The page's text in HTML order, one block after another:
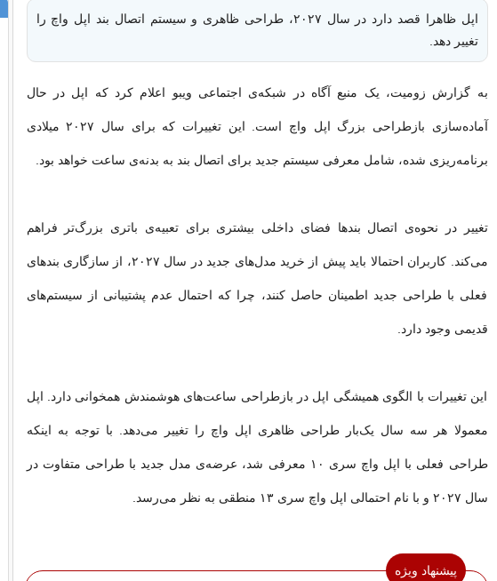
اپل ظاهرا قصد دارد در سال ۲۰۲۷، طراحی ظاهری و سیستم اتصال بند اپل واچ را
تغییر دهد.
به گزارش زومیت، یک منبع آگاه در شبکه‌ی اجتماعی ویبو اعلام کرد که اپل در حال
آماده‌سازی بازطراحی بزرگ اپل واچ است. این تغییرات که برای سال ۲۰۲۷ میلادی
برنامه‌ریزی شده، شامل معرفی سیستم جدید برای اتصال بند به بدنه‌ی ساعت خواهد بود.
تغییر در نحوه‌ی اتصال بندها فضای داخلی بیشتری برای تعبیه‌ی باتری بزرگ‌تر فراهم
می‌کند. کاربران احتمالا باید پیش از خرید مدل‌های جدید در سال ۲۰۲۷، از سازگاری بندهای
فعلی با طراحی جدید اطمینان حاصل کنند، چرا که احتمال عدم پشتیبانی از سیستم‌های
قدیمی وجود دارد.
این تغییرات با الگوی همیشگی اپل در بازطراحی ساعت‌های هوشمندش همخوانی دارد. اپل
معمولا هر سه سال یک‌بار طراحی ظاهری اپل واچ را تغییر می‌دهد. با توجه به اینکه
طراحی فعلی با اپل واچ سری ۱۰ معرفی شد، عرضه‌ی مدل جدید با طراحی متفاوت در
سال ۲۰۲۷ و با نام احتمالی اپل واچ سری ۱۳ منطقی به نظر می‌رسد.
پیشنهاد ویژه